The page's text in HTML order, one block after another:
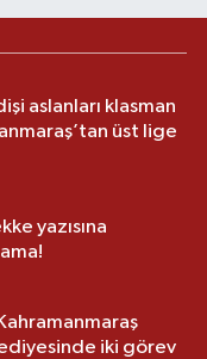
aslanları klasman
üst lige
yazısına
iki görev